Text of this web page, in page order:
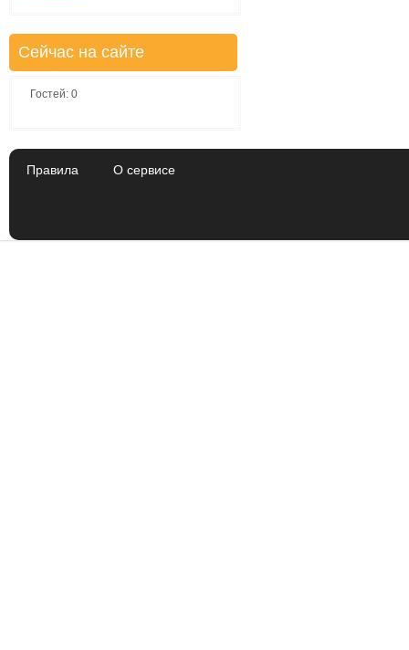
Сейчас на сайте
Гостей: 0
Правила О сервисе